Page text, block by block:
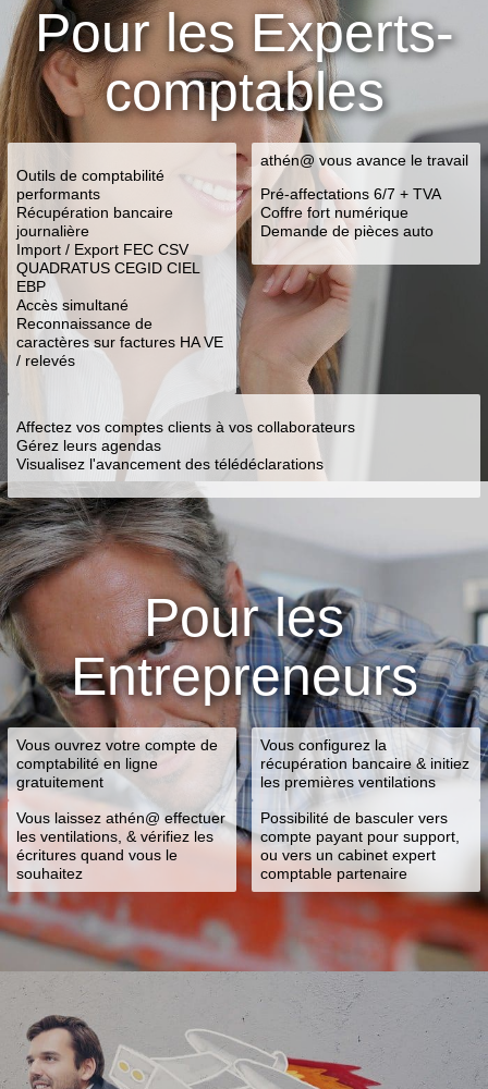
Pour les Experts-
comptables
Outils de comptabilité
performants
Récupération bancaire
journalière
Import / Export FEC CSV
QUADRATUS CEGID CIEL
EBP
Accès simultané
Reconnaissance de
caractères sur factures HA VE
/ relevés
athén@ vous avance le travail
Pré-affectations 6/7 + TVA
Coffre fort numérique
Demande de pièces auto
Affectez vos comptes clients à vos collaborateurs
Gérez leurs agendas
Visualisez l'avancement des télédéclarations
Pour les
Entrepreneurs
Vous ouvrez votre compte de
comptabilité en ligne
gratuitement
Vous configurez la
récupération bancaire & initiez
les premières ventilations
Vous laissez athén@ effectuer
les ventilations, & vérifiez les
écritures quand vous le
souhaitez
Possibilité de basculer vers
compte payant pour support,
ou vers un cabinet expert
comptable partenaire